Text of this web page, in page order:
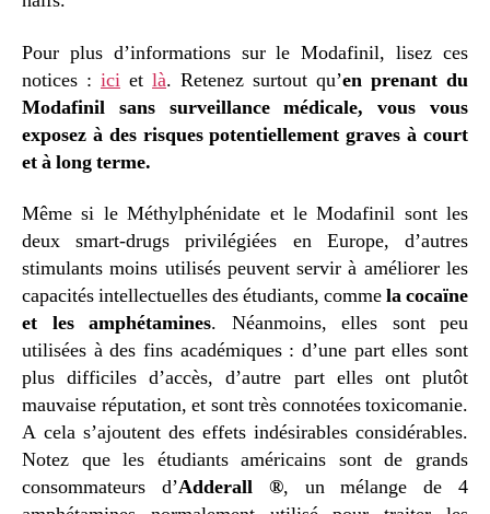
Pour plus d’informations sur le Modafinil, lisez ces
notices : ici et là. Retenez surtout qu’en prenant du
Modafinil sans surveillance médicale, vous vous
exposez à des risques potentiellement graves à court
et à long terme.
Même si le Méthylphénidate et le Modafinil sont les
deux smart-drugs privilégiées en Europe, d’autres
stimulants moins utilisés peuvent servir à améliorer les
capacités intellectuelles des étudiants, commela cocaïne
et les amphétamines. Néanmoins, elles sont peu
utilisées à des fins académiques : d’une part elles sont
plus difficiles d’accès, d’autre part elles ont plutôt
mauvaise réputation, et sont très connotées toxicomanie.
A cela s’ajoutent des effets indésirables considérables.
Notez que les étudiants américains sont de grands
consommateurs d’Adderall ®, un mélange de 4